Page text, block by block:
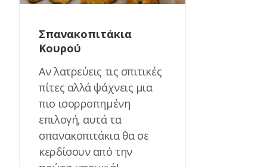
Σπανακοπιτάκια
Κουρού
Αν λατρεύεις τις σπιτικές
πίτες αλλά ψάχνεις μια
πιο ισορροπημένη
επιλογή, αυτά τα
σπανακοπιτάκια θα σε
κερδίσουν από την